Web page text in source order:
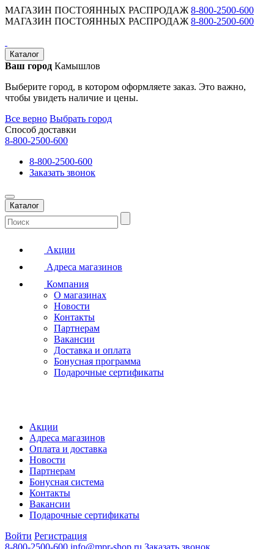
МАГАЗИН ПОСТОЯННЫХ РАСПРОДАЖ 8-800-2500-600
МАГАЗИН ПОСТОЯННЫХ РАСПРОДАЖ 8-800-2500-600
Каталог
Ваш город Камышлов
Выберите город, в котором оформляете заказ. Это важно,
чтобы увидеть наличие и цены.
Все верно Выбрать город
Способ доставки
8-800-2500-600
8-800-2500-600
Заказать звонок
Каталог
Акции
Адреса магазинов
Компания
О магазинах
Новости
Контакты
Партнерам
Вакансии
Доставка и оплата
Бонусная программа
Подарочные сертификаты
Акции
Адреса магазинов
Оплата и доставка
Новости
Партнерам
Бонусная система
Контакты
Вакансии
Подарочные сертификаты
Войти Регистрация
8-800-2500-600 info@mpr-shop.ru Заказать звонок